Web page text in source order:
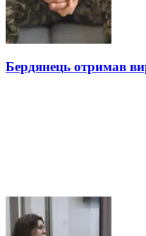
Бердянець отримав